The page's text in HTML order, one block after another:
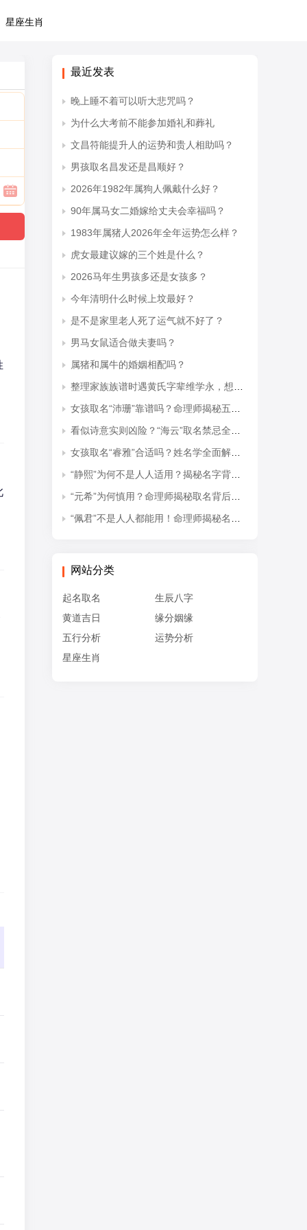
星座生肖
最近发表
晚上睡不着可以听大悲咒吗？
为什么大考前不能参加婚礼和葬礼
文昌符能提升人的运势和贵人相助吗？
男孩取名昌发还是昌顺好？
2026年1982年属狗人佩戴什么好？
90年属马女二婚嫁给丈夫会幸福吗？
1983年属猪人2026年全年运势怎么样？
虎女最建议嫁的三个姓是什么？
2026马年生男孩多还是女孩多？
今年清明什么时候上坟最好？
是不是家里老人死了运气就不好了？
男马女鼠适合做夫妻吗？
属猪和属牛的婚姻相配吗？
整理家族族谱时遇黄氏字辈维学永，想知道后续接续的是什么字辈？
女孩取名“沛珊”靠谱吗？命理师揭秘五行隐患与适配命格
看似诗意实则凶险？“海云”取名禁忌全解析
女孩取名“睿雅”合适吗？姓名学全面解读吉凶与禁忌
“静熙”为何不是人人适用？揭秘名字背后的五行失衡与命理隐患
“元希”为何慎用？命理师揭秘取名背后的五行忌讳
“佩君”不是人人都能用！命理师揭秘名字背后的五行杀局与取名禁忌
网站分类
起名取名
生辰八字
黄道吉日
缘分姻缘
五行分析
运势分析
星座生肖